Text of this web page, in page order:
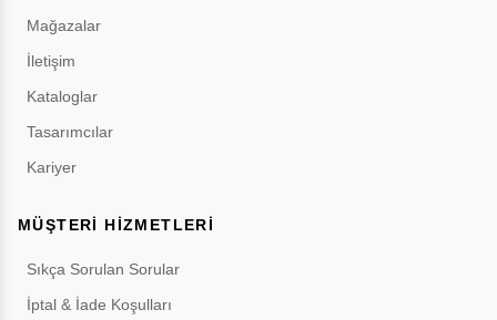
Mağazalar
İletişim
Kataloglar
Tasarımcılar
Kariyer
MÜŞTERİ HİZMETLERİ
Sıkça Sorulan Sorular
İptal & İade Koşulları